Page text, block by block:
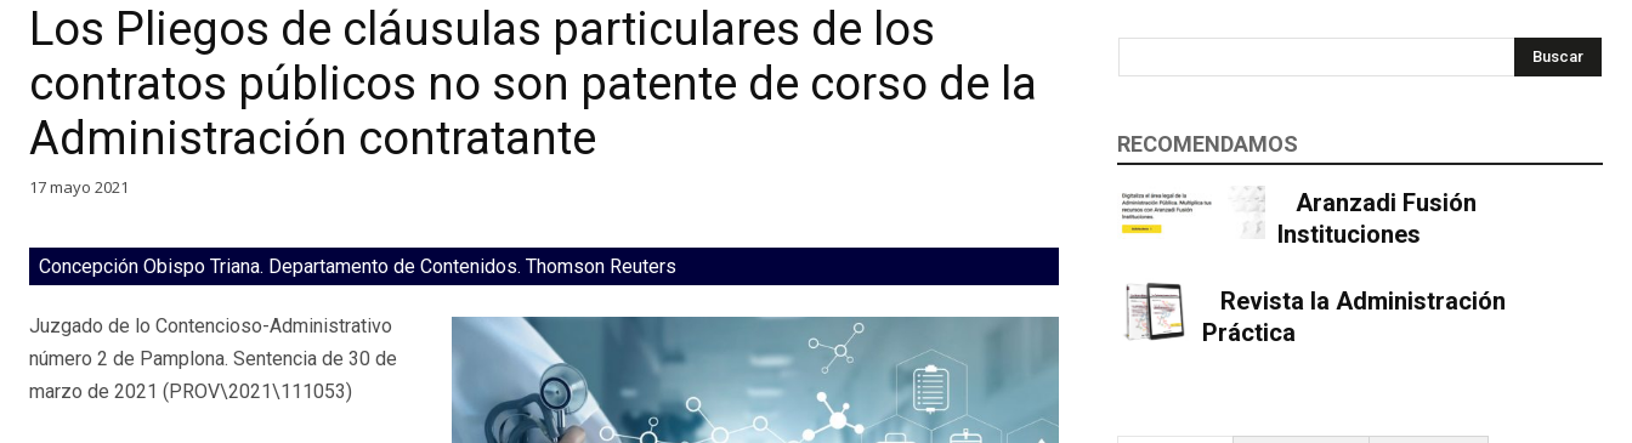
Los Pliegos de cláusulas particulares de los
contratos públicos no son patente de corso de la
Administración contratante
17 mayo 2021
Concepción Obispo Triana. Departamento de Contenidos. Thomson Reuters
Juzgado de lo Contencioso-Administrativo
número 2 de Pamplona. Sentencia de 30 de
marzo de 2021 (PROV\2021\111053)
Buscar
RECOMENDAMOS
Aranzadi Fusión
Instituciones
Revista la Administración
Práctica